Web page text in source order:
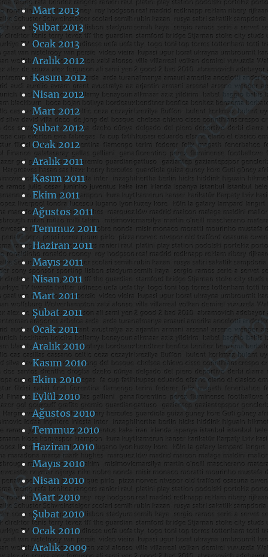
Mart 2013
Şubat 2013
Ocak 2013
Aralık 2012
Kasım 2012
Nisan 2012
Mart 2012
Şubat 2012
Ocak 2012
Aralık 2011
Kasım 2011
Ekim 2011
Ağustos 2011
Temmuz 2011
Haziran 2011
Mayıs 2011
Nisan 2011
Mart 2011
Şubat 2011
Ocak 2011
Aralık 2010
Kasım 2010
Ekim 2010
Eylül 2010
Ağustos 2010
Temmuz 2010
Haziran 2010
Mayıs 2010
Nisan 2010
Mart 2010
Şubat 2010
Ocak 2010
Aralık 2009